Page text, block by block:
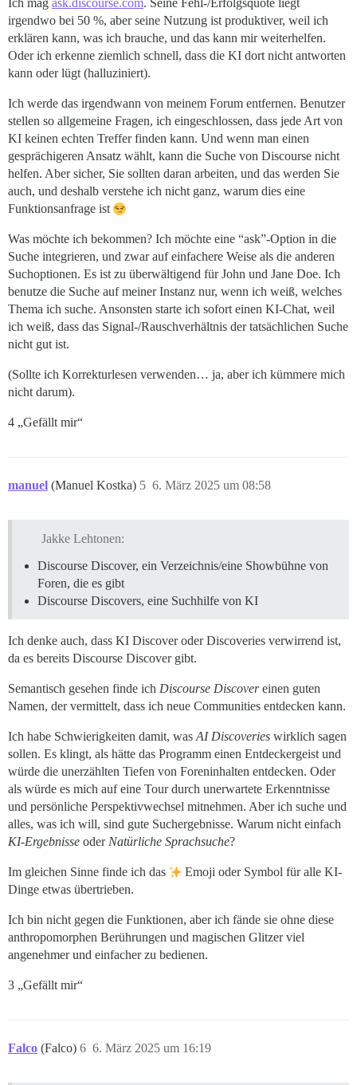
Ich mag ask.discourse.com. Seine Fehl-/Erfolgsquote liegt
irgendwo bei 50 %, aber seine Nutzung ist produktiver, weil ich
erklären kann, was ich brauche, und das kann mir weiterhelfen.
Oder ich erkenne ziemlich schnell, dass die KI dort nicht antworten
kann oder lügt (halluziniert).
Ich werde das irgendwann von meinem Forum entfernen. Benutzer
stellen so allgemeine Fragen, ich eingeschlossen, dass jede Art von
KI keinen echten Treffer finden kann. Und wenn man einen
gesprächigeren Ansatz wählt, kann die Suche von Discourse nicht
helfen. Aber sicher, Sie sollten daran arbeiten, und das werden Sie
auch, und deshalb verstehe ich nicht ganz, warum dies eine
Funktionsanfrage ist
Was möchte ich bekommen? Ich möchte eine “ask”-Option in die
Suche integrieren, und zwar auf einfachere Weise als die anderen
Suchoptionen. Es ist zu überwältigend für John und Jane Doe. Ich
benutze die Suche auf meiner Instanz nur, wenn ich weiß, welches
Thema ich suche. Ansonsten starte ich sofort einen KI-Chat, weil
ich weiß, dass das Signal-/Rauschverhältnis der tatsächlichen Suche
nicht gut ist.
(Sollte ich Korrekturlesen verwenden… ja, aber ich kümmere mich
nicht darum).
4 „Gefällt mir“
manuel (Manuel Kostka) 6. März 2025 um 08:58
5
Jakke Lehtonen:
Discourse Discover, ein Verzeichnis/eine Showbühne von
Foren, die es gibt
Discourse Discovers, eine Suchhilfe von KI
Ich denke auch, dass KI Discover oder Discoveries verwirrend ist,
da es bereits Discourse Discover gibt.
Semantisch gesehen finde ich Discourse Discovereinen guten
Namen, der vermittelt, dass ich neue Communities entdecken kann.
Ich habe Schwierigkeiten damit, was AI Discoveries wirklich sagen
sollen. Es klingt, als hätte das Programm einen Entdeckergeist und
würde die unerzählten Tiefen von Foreninhalten entdecken. Oder
als würde es mich auf eine Tour durch unerwartete Erkenntnisse
und persönliche Perspektivwechsel mitnehmen. Aber ich suche und
alles, was ich will, sind gute Suchergebnisse. Warum nicht einfach
KI-Ergebnisse oder Natürliche Sprachsuche?
Im gleichen Sinne finde ich das
Emoji oder Symbol für alle KI-
Dinge etwas übertrieben.
Ich bin nicht gegen die Funktionen, aber ich fände sie ohne diese
anthropomorphen Berührungen und magischen Glitzer viel
angenehmer und einfacher zu bedienen.
3 „Gefällt mir“
Falco (Falco) 6. März 2025 um 16:19
6